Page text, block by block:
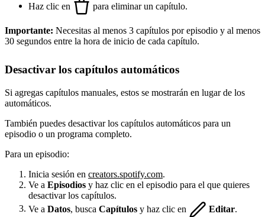
Haz clic en
para eliminar un capítulo.
Importante: Necesitas al menos 3 capítulos por episodio y al menos
30 segundos entre la hora de inicio de cada capítulo.
Desactivar los capítulos automáticos
Si agregas capítulos manuales, estos se mostrarán en lugar de los
automáticos.
También puedes desactivar los capítulos automáticos para un
episodio o un programa completo.
Para un episodio:
Inicia sesión en creators.spotify.com.
Ve a Episodios y haz clic en el episodio para el que quieres
desactivar los capítulos.
Ve a Datos , busca Capítulos y haz clic en Editar